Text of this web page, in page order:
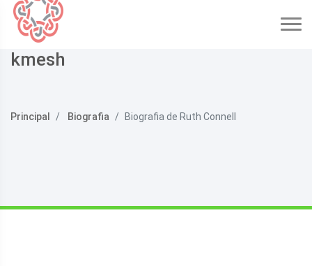
kmesh
Principal Biografia Biografia de Ruth Connell